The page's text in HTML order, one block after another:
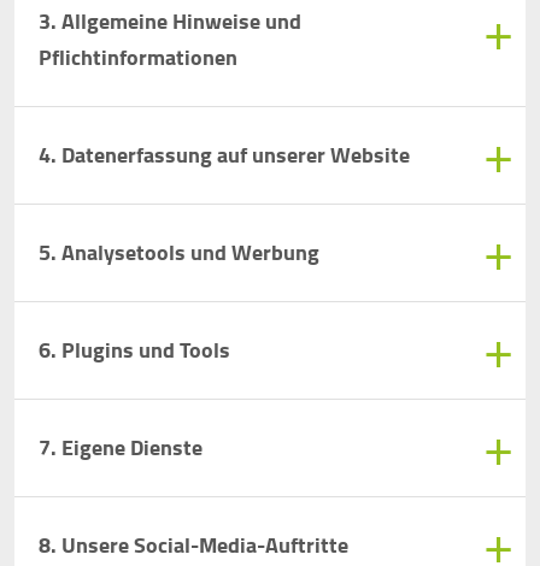
3. Allgemeine Hinweise und
Pflichtinformationen
4. Datenerfassung auf unserer Website
5. Analysetools und Werbung
6. Plugins und Tools
7. Eigene Dienste
8. Unsere Social-Media-Auftritte